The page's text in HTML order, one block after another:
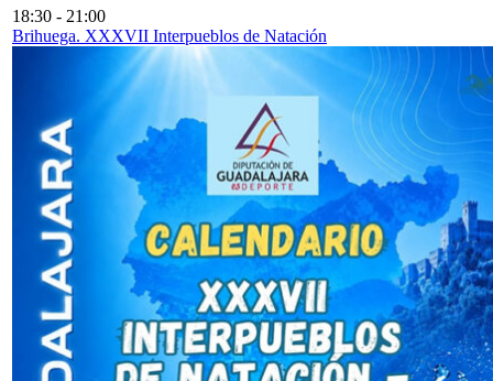
18:30 - 21:00
Brihuega. XXXVII Interpueblos de Natación